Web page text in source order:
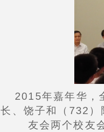
2015年嘉年华，
长、饶子和（732
友会两个校友